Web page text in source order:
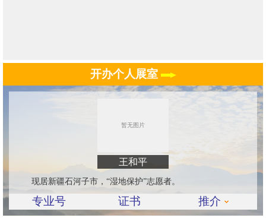
开办个人展室
王和平
现居新疆石河子市，“湿地保护”志愿者。
专业号 证书 推介